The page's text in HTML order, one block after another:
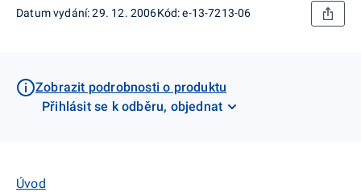
Datum vydání: 29. 12. 2006Kód: e-13-7213-06
Zobrazit podrobnosti o produktu
Přihlásit se k odběru, objednat
Úvod